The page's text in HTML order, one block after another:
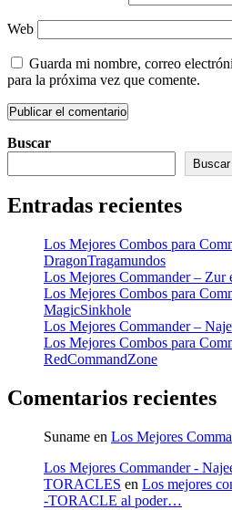
Web
Guarda mi nombre, correo
para la próxima vez que comente.
Buscar
Buscar
Entradas recientes
Los Mejores Combos para
DragonTragamundos
Los Mejores Commander – Zur
Los Mejores Combos para
MagicSinkhole
Los Mejores Commander –
Los Mejores Combos para
RedCommandZone
Comentarios recientes
Suname en Los Mejores
Los Mejores Commander -
TORACLES en Los mejores
-TORACLE al poder…